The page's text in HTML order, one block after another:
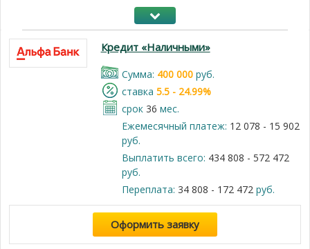
Кредит «Наличными»
Cумма: 400 000руб.
cтавка 5.5 - 24.99%
срок 36 мес.
Ежемесячный платеж: 12 078 - 15 902
руб.
Выплатить всего: 434 808 - 572 472
руб.
Переплата: 34 808 - 172 472руб.
Оформить заявку